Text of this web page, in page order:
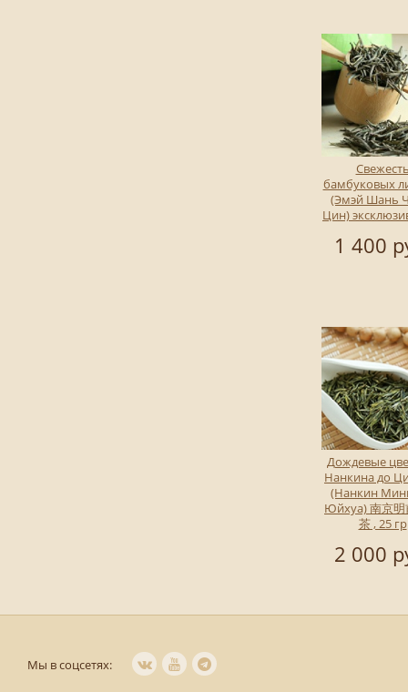
бамбуковых
(Эмэй Шань
Цин)
1 400
Дождевые
Нанкина до
(Нанкин
Юйхуа) 南京明
茶 , 25 гр
2 000
Мы в соцсетях: